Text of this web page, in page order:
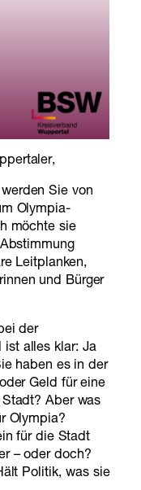
Sie von
Olympia-
möchte sie
Leitplanken,
und Bürger
der
ist alles klar: Ja
haben es in der
Geld für eine
Aber was
Olympia?
für die Stadt
– oder doch?
Politik, was sie